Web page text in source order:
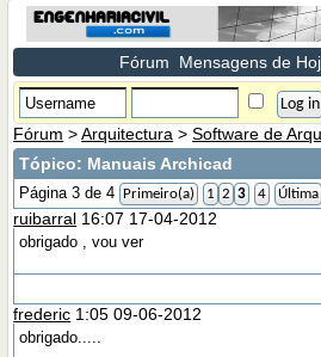
Fórum Mensagens de
Fórum >Arquitectura >Software de
Tópico: Manuais Archicad
Página 3 de 4 Primeiro(a) 1 2 3 4 Última
ruibarral 16:07 17-04-2012
obrigado , vou ver
frederic 1:05 09-06-2012
obrigado.....